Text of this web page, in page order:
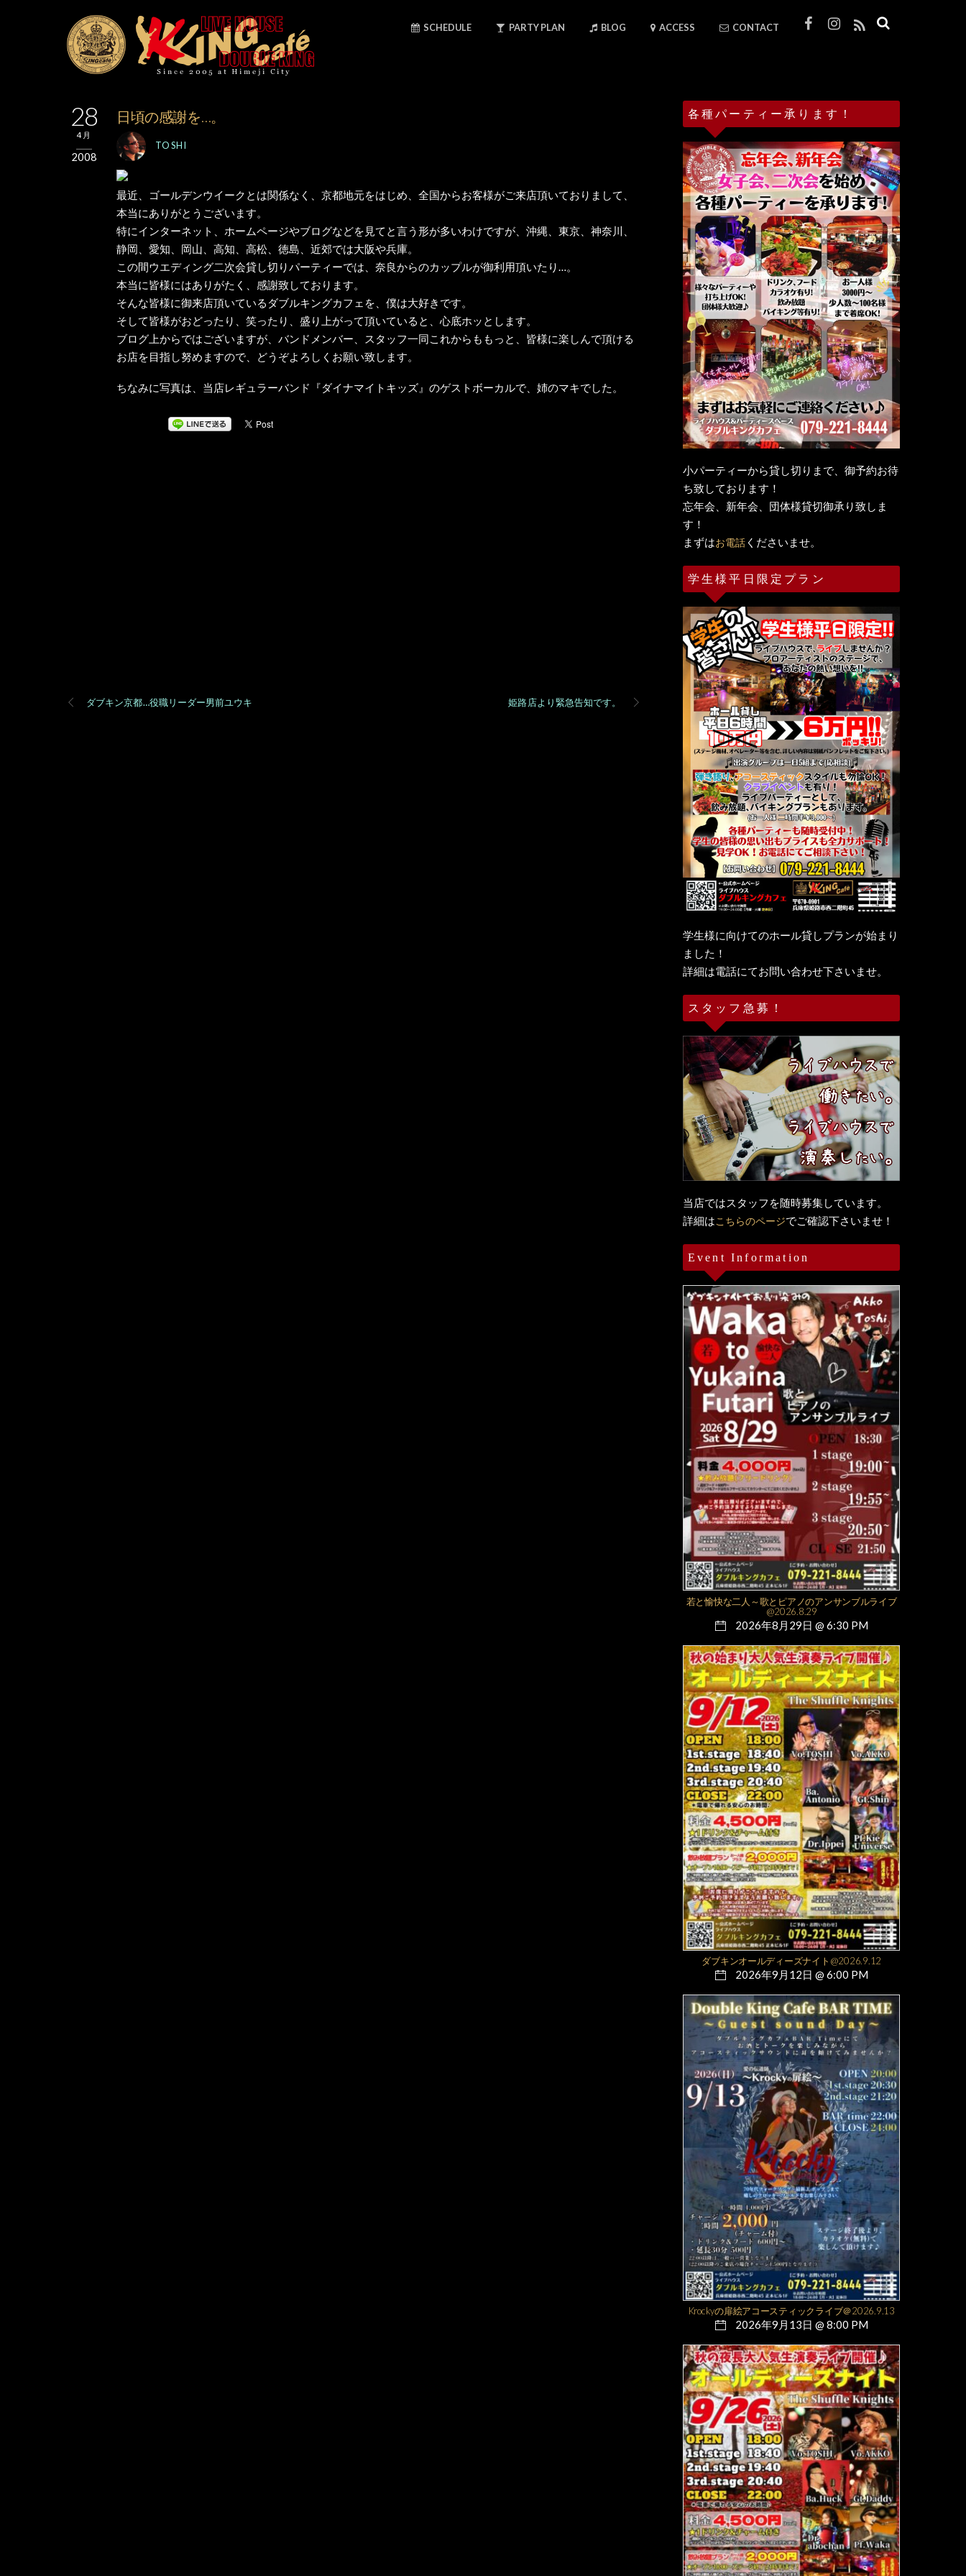
SCHEDULE PARTY PLAN BLOG ACCESS CONTACT
28
4月
2008
日頃の感謝を…。
TOSHI
最近、ゴールデンウイークとは関係なく、京都地元をはじめ、全国からお客様がご来店頂いておりまして、
本当にありがとうございます。
特にインターネット、ホームページやブログなどを見てと言う形が多いわけですが、沖縄、東京、神奈川、
静岡、愛知、岡山、高知、高松、徳島、近郊では大阪や兵庫。
この間ウエディング二次会貸し切りパーティーでは、奈良からのカップルが御利用頂いたり…。
本当に皆様にはありがたく、感謝致しております。
そんな皆様に御来店頂いているダブルキングカフェを、僕は大好きです。
そして皆様がおどったり、笑ったり、盛り上がって頂いていると、心底ホッとします。
ブログ上からではございますが、バンドメンバー、スタッフ一同これからももっと、皆様に楽しんで頂ける
お店を目指し努めますので、どうぞよろしくお願い致します。
ちなみに写真は、当店レギュラーバンド『ダイナマイトキッズ』のゲストボーカルで、姉のマキでした。
ダブキン京都…役職リーダー男前ユウキ 姫路店より緊急告知です。
各種パーティー承ります！
小パーティーから貸し切りまで、御予約お待
ち致しております！
忘年会、新年会、団体様貸切御承り致しま
す！
まずはお電話 くださいませ。
学生様平日限定プラン
学生様に向けてのホール貸しプランが始まり
ました！
詳細は電話にてお問い合わせ下さいませ。
スタッフ急募！
当店ではスタッフを随時募集しています。
詳細はこちらのページでご確認下さいませ！
Event Information
若と愉快な二人～歌とピアノのアンサンブルライブ
@2026.8.29
2026年8月29日 @ 6:30 PM
ダブキンオールディーズナイト@2026.9.12
2026年9月12日 @ 6:00 PM
Krockyの扉絵アコースティックライブ＠2026.9.13
2026年9月13日 @ 8:00 PM